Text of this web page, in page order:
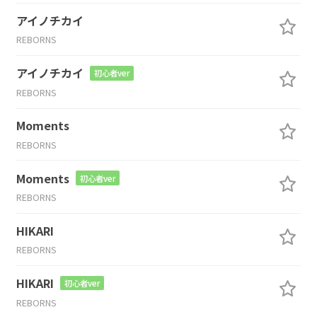
アイノチカイ
REBORNS
アイノチカイ 初心者ver
REBORNS
Moments
REBORNS
Moments 初心者ver
REBORNS
HIKARI
REBORNS
HIKARI 初心者ver
REBORNS